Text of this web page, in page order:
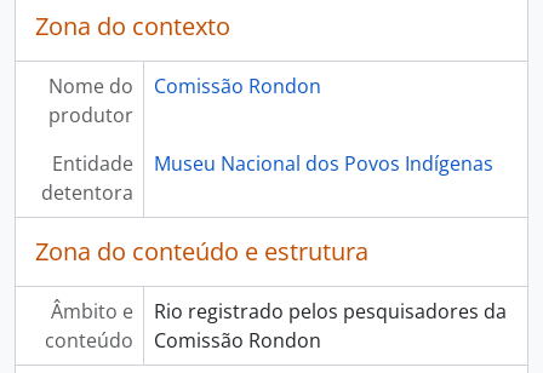
Zona do contexto
Nome do
produtor
Comissão Rondon
Entidade
detentora
Museu Nacional dos Povos Indígenas
Zona do conteúdo e estrutura
Âmbito e
conteúdo
Rio registrado pelos pesquisadores da
Comissão Rondon